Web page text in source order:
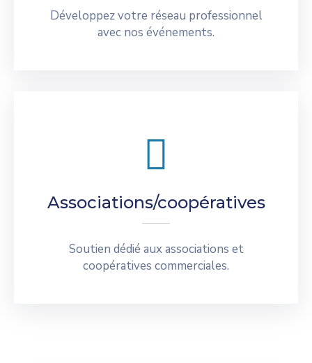
Développez votre réseau professionnel
avec nos événements.
Associations/coopératives
Soutien dédié aux associations et
coopératives commerciales.